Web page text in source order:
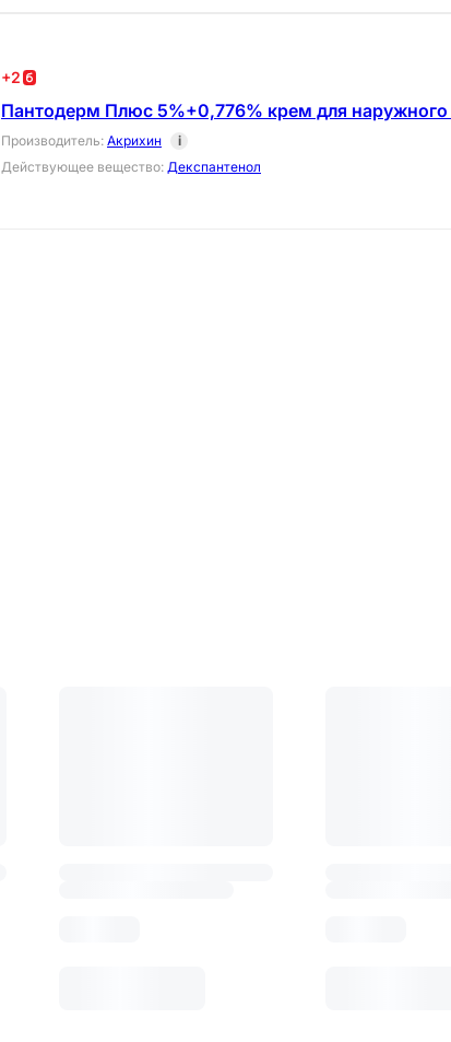
+2
Пантодерм Плюс 5%+0,776% крем для
Производитель: Акрихин
i
Действующее вещество: Декспантенол